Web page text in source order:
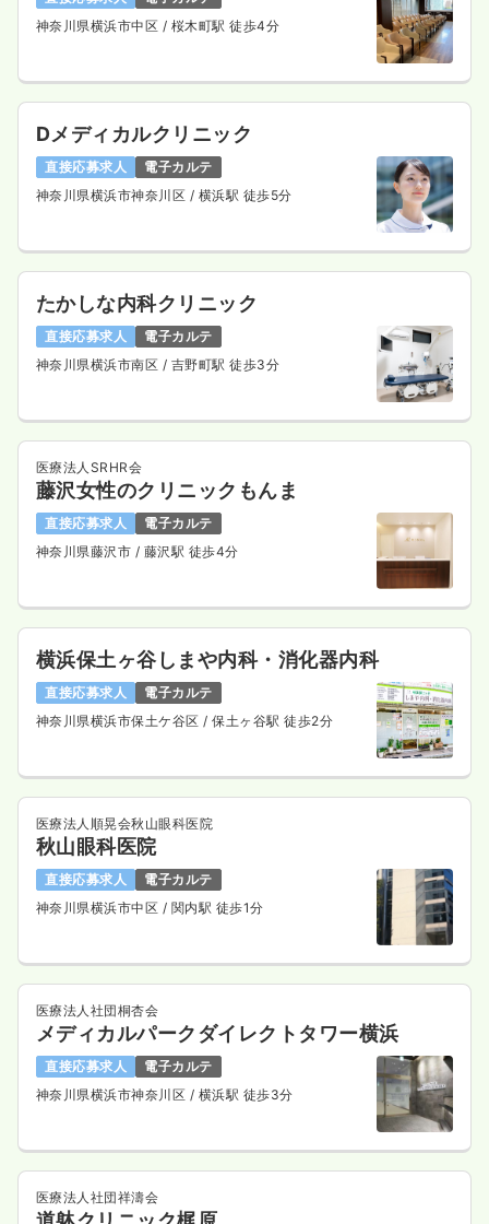
神奈川県横浜市中区 / 桜木町駅 徒歩4分
Dメディカルクリニック
直接応募求人
電子カルテ
神奈川県横浜市神奈川区 / 横浜駅 徒歩5分
たかしな内科クリニック
直接応募求人
電子カルテ
神奈川県横浜市南区 / 吉野町駅 徒歩3分
医療法人SRHR会
藤沢女性のクリニックもんま
直接応募求人
電子カルテ
神奈川県藤沢市 / 藤沢駅 徒歩4分
横浜保土ヶ谷しまや内科・消化器内科
直接応募求人
電子カルテ
神奈川県横浜市保土ケ谷区/ 保土ヶ谷駅 徒歩2分
医療法人順晃会秋山眼科医院
秋山眼科医院
直接応募求人
電子カルテ
神奈川県横浜市中区 / 関内駅 徒歩1分
医療法人社団桐杏会
メディカルパークダイレクトタワー横浜
直接応募求人
電子カルテ
神奈川県横浜市神奈川区 / 横浜駅 徒歩3分
医療法人社団祥濤会